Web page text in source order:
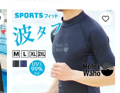
スクール水着 プール スイミング
海